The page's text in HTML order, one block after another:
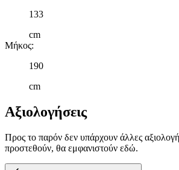
133
cm
Μήκος:
190
cm
Αξιολογήσεις
Προς το παρόν δεν υπάρχουν άλλες
προστεθούν, θα εμφανιστούν εδώ.